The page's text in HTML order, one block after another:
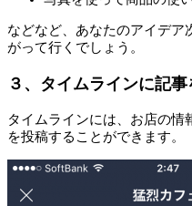
などなど、あなたのアイデア
がって行くでしょう。
３、タイムラインに記
タイムラインには、お店の情
を投稿することができます。